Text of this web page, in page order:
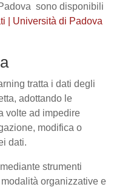
sono disponibili
| Università di Padova
tratta i dati degli
adottando le
volte ad impedire
modifica o
dati.
strumenti
organizzative e